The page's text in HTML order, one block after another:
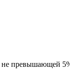
превышающей